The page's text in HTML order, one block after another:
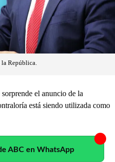
la República.
el anuncio de la
está siendo utilizada como
ABC en WhatsApp